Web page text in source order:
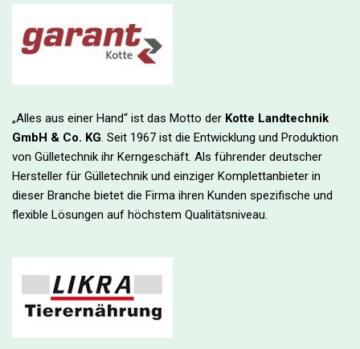
„Alles aus einer Hand“ ist das Motto der Kotte Landtechnik
GmbH & Co. KG. Seit 1967 ist die Entwicklung und Produktion
von Gülletechnik ihr Kerngeschäft. Als führender deutscher
Hersteller für Gülletechnik und einziger Komplettanbieter in
dieser Branche bietet die Firma ihren Kunden spezifische und
flexible Lösungen auf höchstem Qualitätsniveau.